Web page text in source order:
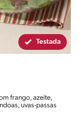
Testada
frango, azeite,
uvas-passas